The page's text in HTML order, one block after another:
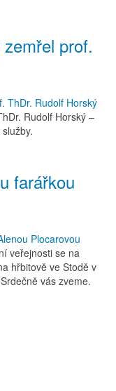
prof.
Rudolf Horský –
farářkou
veřejnosti se na
hřbitově ve Stodě v
vás zveme.